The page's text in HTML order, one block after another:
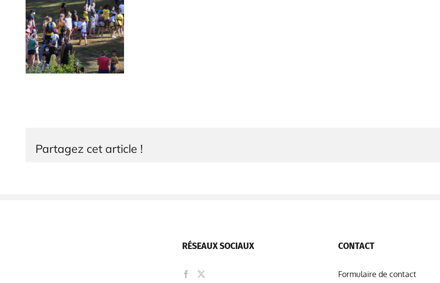
Partagez cet article !
RÉSEAUX SOCIAUX CONTACT
Formulaire de contact